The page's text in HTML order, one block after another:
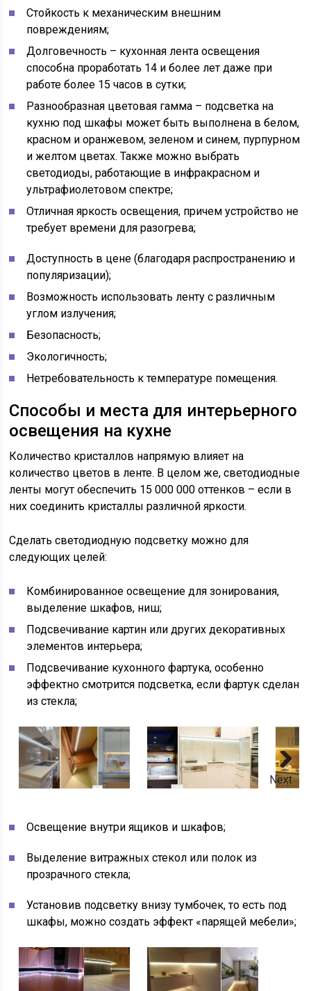
Стойкость к механическим внешним
повреждениям;
Долговечность – кухонная лента освещения
способна проработать 14 и более лет даже при
работе более 15 часов в сутки;
Разнообразная цветовая гамма – подсветка на
кухню под шкафы может быть выполнена в белом,
красном и оранжевом, зеленом и синем, пурпурном
и желтом цветах. Также можно выбрать
светодиоды, работающие в инфракрасном и
ультрафиолетовом спектре;
Отличная яркость освещения, причем устройство не
требует времени для разогрева;
Доступность в цене (благодаря распространению и
популяризации);
Возможность использовать ленту с различным
углом излучения;
Безопасность;
Экологичность;
Нетребовательность к температуре помещения.
Способы и места для интерьерного
освещения на кухне
Количество кристаллов напрямую влияет на
количество цветов в ленте. В целом же, светодиодные
ленты могут обеспечить 15 000 000 оттенков – если в
них соединить кристаллы различной яркости.
Сделать светодиодную подсветку можно для
следующих целей:
Комбинированное освещение для зонирования,
выделение шкафов, ниш;
Подсвечивание картин или других декоративных
элементов интерьера;
Подсвечивание кухонного фартука, особенно
эффектно смотрится подсветка, если фартук сделан
из стекла;
Next
Освещение внутри ящиков и шкафов;
Выделение витражных стекол или полок из
прозрачного стекла;
Установив подсветку внизу тумбочек, то есть под
шкафы, можно создать эффект «парящей мебели»;